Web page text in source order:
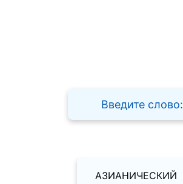
Введите слово:
АЗИАНИЧЕСКИЙ